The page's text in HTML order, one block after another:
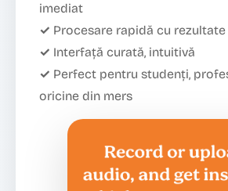
imediat
✓ Procesare rapidă cu
✓ Interfață curată, intuitivă
✓ Perfect pentru studenți,
oricine din mers